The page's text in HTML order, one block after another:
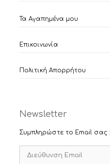
Τα Αγαπημένα μου
Επικοινωνία
Πολιτική Απορρήτου
Newsletter
Συμπληρώστε το Email σας :